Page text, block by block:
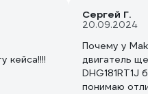
кейса!!!!
Сергей Г.
20.09.2024
Почему у
двигатель
DHG181RT1J
понимаю